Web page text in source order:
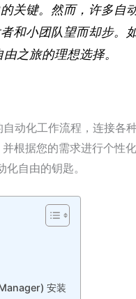
关键。然而，许多自
和小团队望而却步。
之旅的理想选择。
动化工作流程，连接各
根据您的需求进行个性
自由的钥匙。
安装